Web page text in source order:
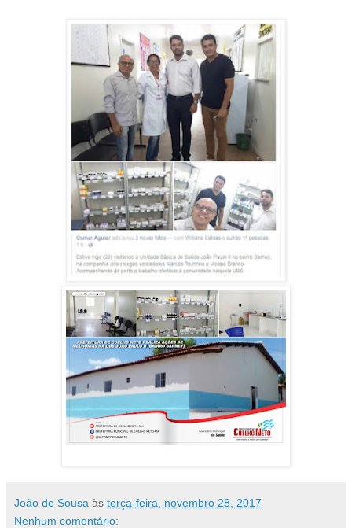
João de Sousa às terça-feira, novembro 28, 2017
Nenhum comentário: